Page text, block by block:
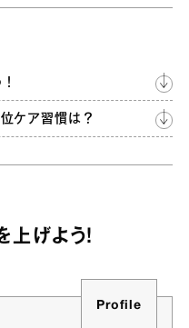
ケア習慣は？
げよう！
Profile